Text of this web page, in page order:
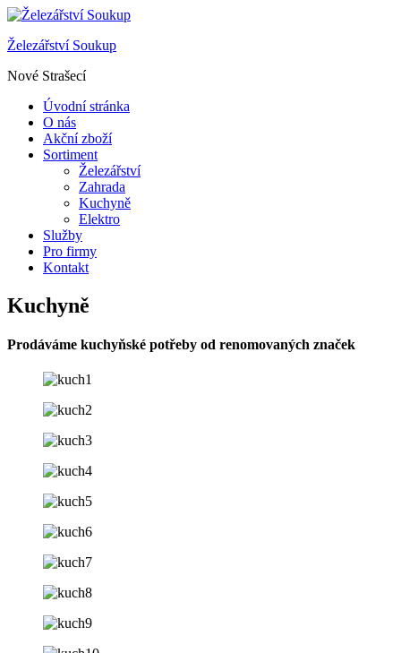
Železářství Soukup
Nové Strašecí
Úvodní stránka
O nás
Akční zboží
Sortiment
Železářství
Zahrada
Kuchyně
Elektro
Služby
Pro firmy
Kontakt
Kuchyně
Prodáváme kuchyňské potřeby od renomovaných značek